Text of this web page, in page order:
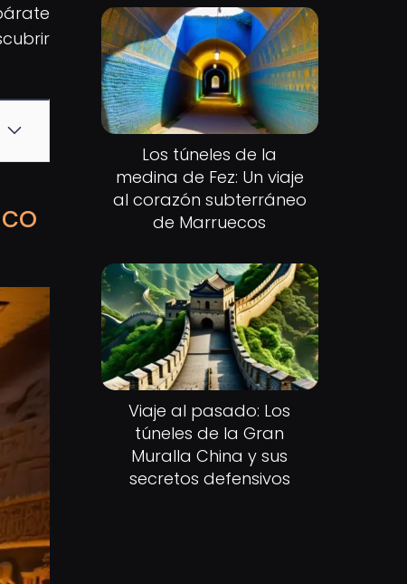
Los túneles de la
medina de Fez: Un viaje
al corazón subterráneo
de Marruecos
Viaje al pasado: Los
túneles de la Gran
Muralla China y sus
secretos defensivos